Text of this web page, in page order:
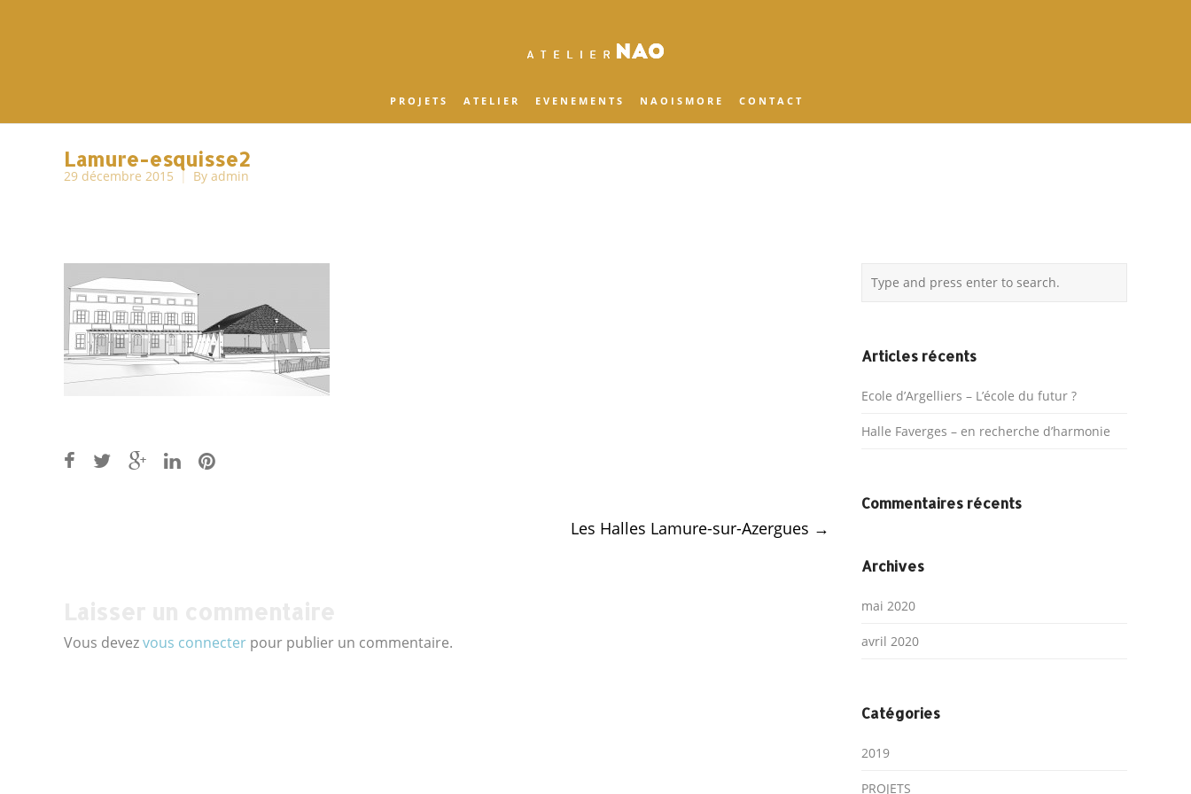
P R O J E T S A T E L I E R E V E N E M E N T S N A O I S M O R E C O N T A C T
Lamure-esquisse2
29 décembre 2015 By admin
Les Halles Lamure-sur-Azergues →
Vous devezvous connecter pour publier un commentaire.
Articles récents
Ecole d’Argelliers – L’école du futur ?
Halle Faverges – en recherche d’harmonie
Commentaires récents
Archives
mai 2020
avril 2020
Catégories
2019
PROJETS